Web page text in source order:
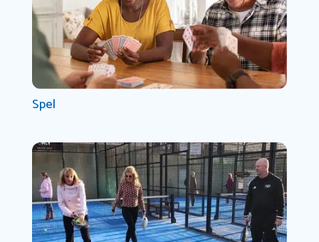
Spel